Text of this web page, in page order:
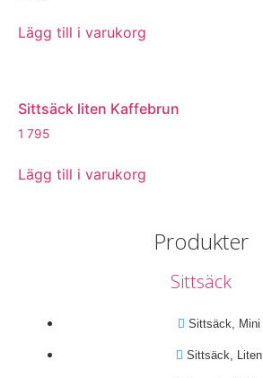
Produkter
Sittsäck
Sittsäck, Mini
Sittsäck, Liten
Lägg till i varukorg
Sittsäck liten Kaffebrun
1 795
Lägg till i varukorg